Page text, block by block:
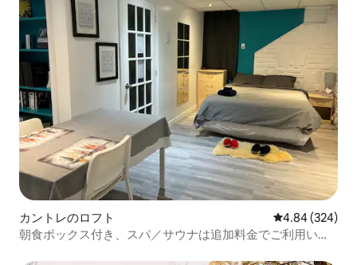
カントレのロフト レビュー324
4.84 (324)
朝食ボックス付き、スパ／サウナは追加料金でご利用いた